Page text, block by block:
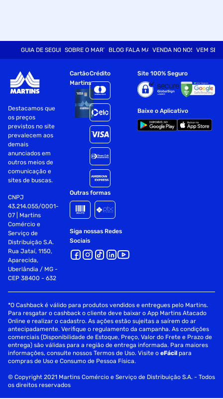
GUIA DE SEGURANÇASOBRE O MARTINSBLOG FALA MARTVENDA NO NOSSO SITE
VEM SER
Destacamos que
os preços
previstos no site
prevalecem aos
demais
anunciados em
outros meios de
comunicação e
sites de buscas.
CNPJ
43.214.055/0001-
07 | Martins
Comércio e
Serviço de
Distribuição S.A.
Rua Jataí, 1150,
Aparecida,
Uberlândia / MG -
CEP 38400 - 632
Cartão
Martins
Crédito
Outras formas
Siga nossas Redes
Sociais
Site 100% Seguro
Baixe o Aplicativo
*O Cashback é válido para produtos vendidos e entregues pelo Martins.
Para resgatar o cashback o cliente deve baixar o App Martins Atacado
Online e realizar o cadastro. As ações estão sujeitas a saírem do ar
antecipadamente. Verifique o regulamento da campanha. As condições
comerciais (Disponibilidade de Estoque, Preço, Valor do Frete e Prazo de
entrega) são válidas para a região de entrega informada. Para maiores
informações, consulte nossos Termos de Uso. Visite oeFácil para
compras de Uso e Consumo de Pessoa Física.
© Copyright 2021 Martins Comércio e Serviço de Distribuição S.A. - Todos
os direitos reservados